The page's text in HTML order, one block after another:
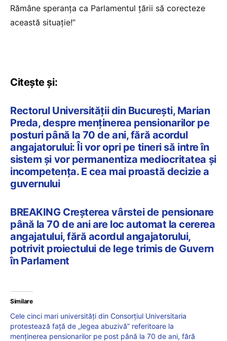
Rămâne speranța ca Parlamentul țării să corecteze
această situație!”
Citește și:
Rectorul Universității din București, Marian
Preda, despre menținerea pensionarilor pe
posturi până la 70 de ani, fără acordul
angajatorului: Îi vor opri pe tineri să intre în
sistem și vor permanentiza mediocritatea și
incompetența. E cea mai proastă decizie a
guvernului
BREAKING Creșterea vârstei de pensionare
până la 70 de ani are loc automat la cererea
angajatului, fără acordul angajatorului,
potrivit proiectului de lege trimis de Guvern
în Parlament
Similare
Cele cinci mari universități din Consorțiul Universitaria
protestează față de „legea abuzivă” referitoare la
menținerea pensionarilor pe post până la 70 de ani, fără